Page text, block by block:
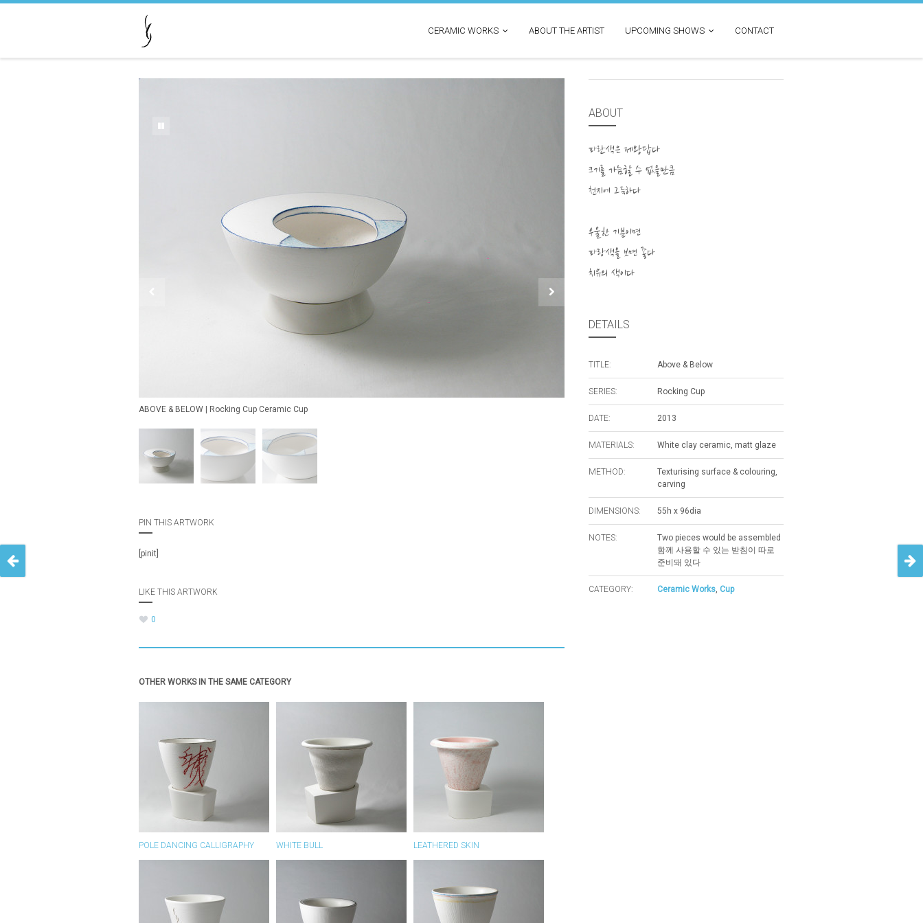
CERAMIC WORKS ABOUT THE ARTIST UPCOMING SHOWS CONTACT
ABOVE & BELOW | Rocking Cup Ceramic Cup
PIN THIS ARTWORK
[pinit]
LIKE THIS ARTWORK
0
OTHER WORKS IN THE SAME CATEGORY
POLE DANCING CALLIGRAPHY WHITE BULL LEATHERED SKIN
ABOUT
파란색은 제왕답다
크기를 가늠할 수 없을만큼
천지에 그득하다
우울한 기분이면
파랑색을 보면 좋다
치유의 색이다
DETAILS
TITLE: Above & Below
SERIES: Rocking Cup
DATE: 2013
MATERIALS: White clay ceramic, matt glaze
METHOD:
Texturising surface & colouring,
carving
DIMENSIONS: 55h x 96dia
NOTES:
Two pieces would be assembled
함께 사용할 수 있는 받침이 따로
준비돼 있다
CATEGORY: Ceramic Works, Cup